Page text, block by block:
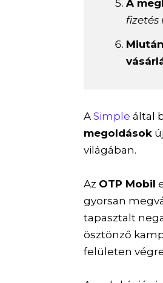
A
ASimple által
megoldások
világában.
Az OTP Mobil
gyorsan
tapasztalt
ösztönző
felületen